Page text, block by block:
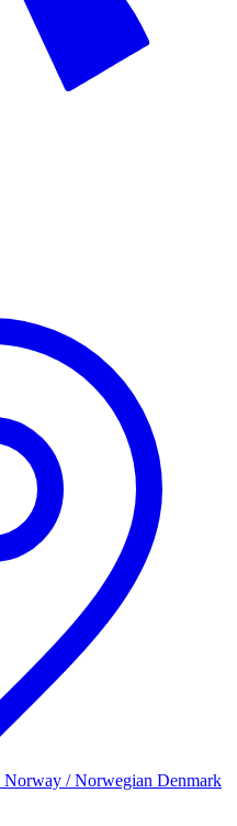
Norway / Norwegian Denmark